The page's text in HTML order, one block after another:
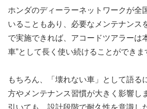
ホンダのディーラーネットワークが全
いることもあり、必要なメンテナンス
で実施できれば、アコードツアラーは
車”として長く使い続けることができま
もちろん、「壊れない車」として語る
方やメンテナンス習慣が大きく影響し